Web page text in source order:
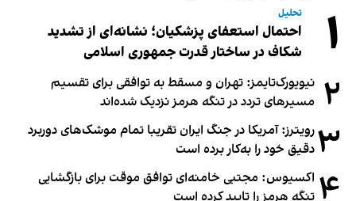
۱ تحلیل
احتمال استعفای پزشکیان؛ نشانه‌ای از تشدید
شکاف در ساختار قدرت جمهوری اسلامی
۲ نیویورک‌تایمز: تهران و مسقط به توافقی برای تقسیم
مسیرهای تردد در تنگه هرمز نزدیک شده‌اند
۳رویترز: آمریکا در جنگ ایران تقریبا تمام موشک‌های دوربرد
دقیق خود را به‌کار برده است
۴ اکسیوس: مجتبی خامنه‌ای توافق موقت برای بازگشایی
تنگه هرمز را تایید کرده است